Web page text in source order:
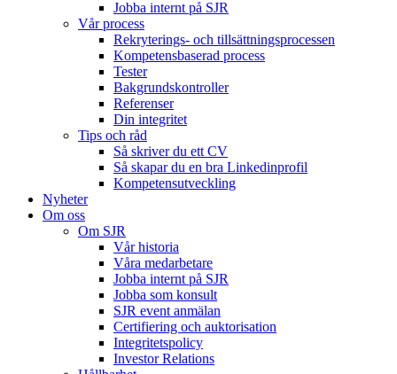
Jobba internt på SJR
Vår process
Rekryterings- och tillsättningsprocessen
Kompetensbaserad process
Tester
Bakgrundskontroller
Referenser
Din integritet
Tips och råd
Så skriver du ett CV
Så skapar du en bra Linkedinprofil
Kompetensutveckling
Nyheter
Om oss
Om SJR
Vår historia
Våra medarbetare
Jobba internt på SJR
Jobba som konsult
SJR event anmälan
Certifiering och auktorisation
Integritetspolicy
Investor Relations